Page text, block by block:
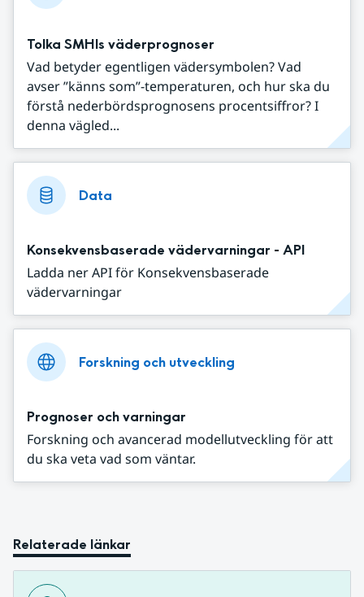
Tolka SMHIs väderprognoser
Vad betyder egentligen vädersymbolen? Vad
avser ”känns som”-temperaturen, och hur ska du
förstå nederbördsprognosens procentsiffror? I
denna vägled...
Data
Konsekvensbaserade vädervarningar - API
Ladda ner API för Konsekvensbaserade
vädervarningar
Forskning och utveckling
Prognoser och varningar
Forskning och avancerad modellutveckling för att
du ska veta vad som väntar.
Relaterade länkar